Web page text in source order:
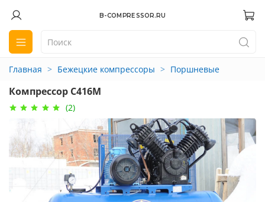
B-COMPRESSOR.RU
Главная Бежецкие компрессоры Поршневые
Компрессор С416М
(2)